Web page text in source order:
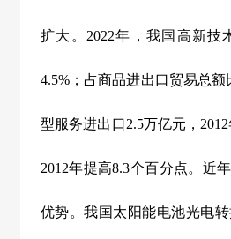
扩大。 2022年，我国高新技
4.5% ；占商品进出口贸易总额
型服务进出口2.5万亿元， 2012
2012年提高8.3个百分点。近
优势。我国太阳能电池光电